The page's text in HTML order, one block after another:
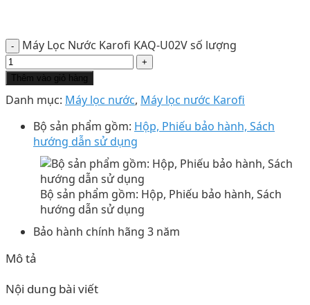
Máy Lọc Nước Karofi KAQ-U02V số lượng
Thêm vào giỏ hàng
Danh mục: Máy lọc nước, Máy lọc nước Karofi
Bộ sản phẩm gồm: Hộp, Phiếu bảo hành, Sách
hướng dẫn sử dụng
Bộ sản phẩm gồm: Hộp, Phiếu bảo hành, Sách
hướng dẫn sử dụng
Bảo hành chính hãng 3 năm
Mô tả
Nội dung bài viết